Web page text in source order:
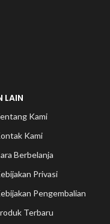
LAIN
Kami
Kami
Berbelanja
Privasi
Pengembalian
Terbaru